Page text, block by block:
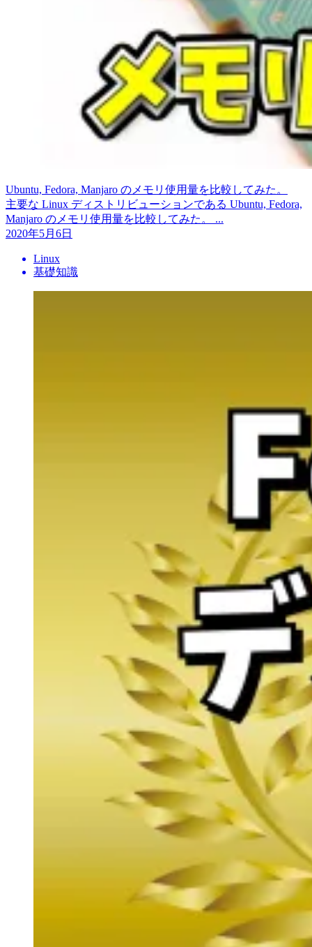
Ubuntu, Fedora, Manjaro のメモリ使用量を比較してみた。
主要な Linux ディストリビューションである Ubuntu, Fedora,
Manjaro のメモリ使用量を比較してみた。 ...
2020年5月6日
Linux
基礎知識